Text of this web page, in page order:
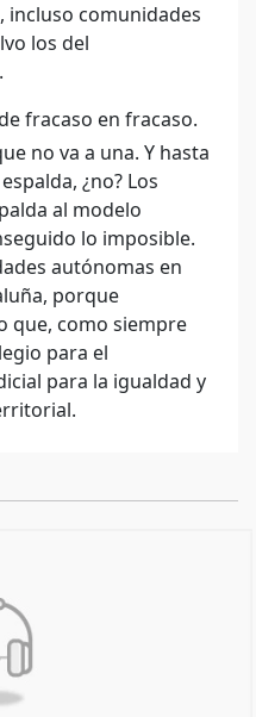
incluso comunidades
los del
fracaso en fracaso.
no va a una. Y hasta
¿no? Los
al modelo
lo imposible.
autónomas en
porque
que, como siempre
para el
para la igualdad y